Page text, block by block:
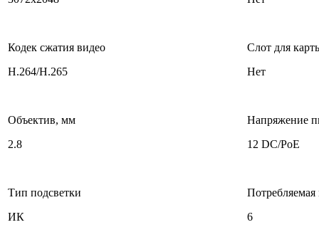
Кодек сжатия видео
H.264/H.265
Слот для
Нет
Объектив, мм
2.8
Напряжение
12 DC/PoE
Тип подсветки
ИК
6